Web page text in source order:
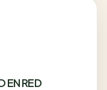
EN RED